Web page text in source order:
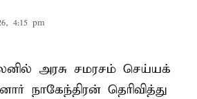
4:15 pm
அரசு சமரசம் செய்யக்
நாகேந்திரன் தெரிவித்து